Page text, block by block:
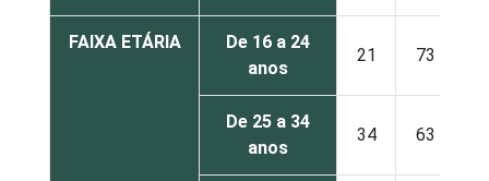
FAIXA ETÁRIA
De 16 a 24
anos
21 73
De 25 a 34
anos
34 63